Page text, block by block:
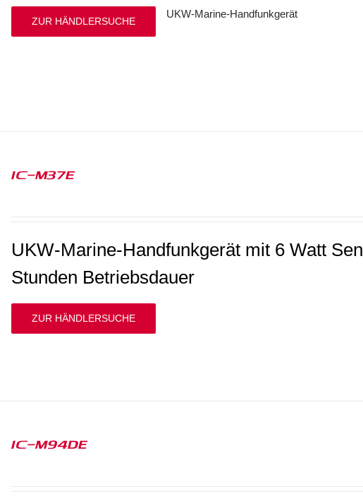
UKW-Marine-Handfunkgerät
ZUR HÄNDLERSUCHE
IC-M37E
UKW-Marine-Handfunkgerät mit 6 Watt
Stunden Betriebsdauer
ZUR HÄNDLERSUCHE
IC-M94DE